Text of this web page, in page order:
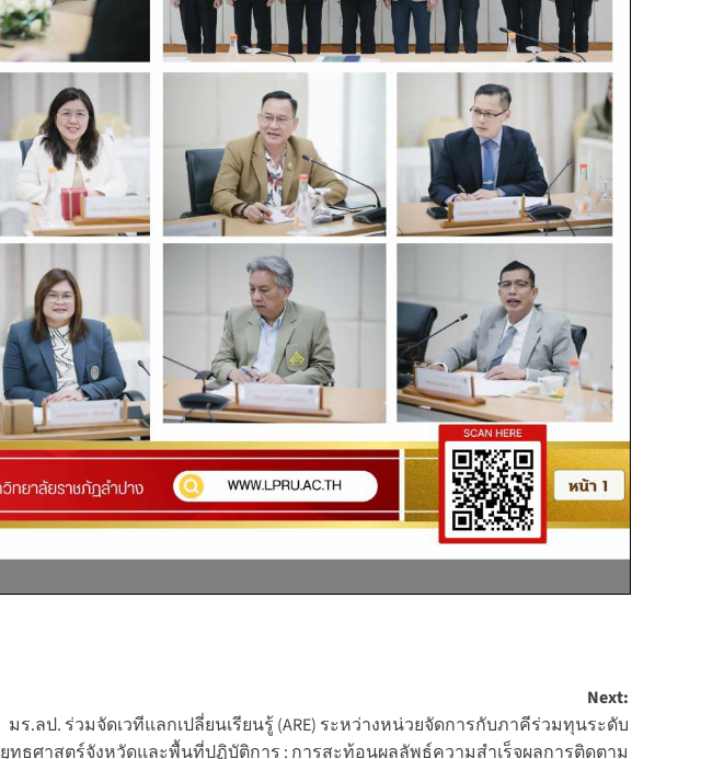
Next:
มร.ลป. ร่วมจัดเวทีแลกเปลี่ยนเรียนรู้ (ARE) ระหว่างหน่วยจัดการกับภาคีร่วมทุนระดับ
ยุทธศาสตร์จังหวัดและพื้นที่ปฏิบัติการ : การสะท้อนผลลัพธ์ความสำเร็จผลการติดตาม